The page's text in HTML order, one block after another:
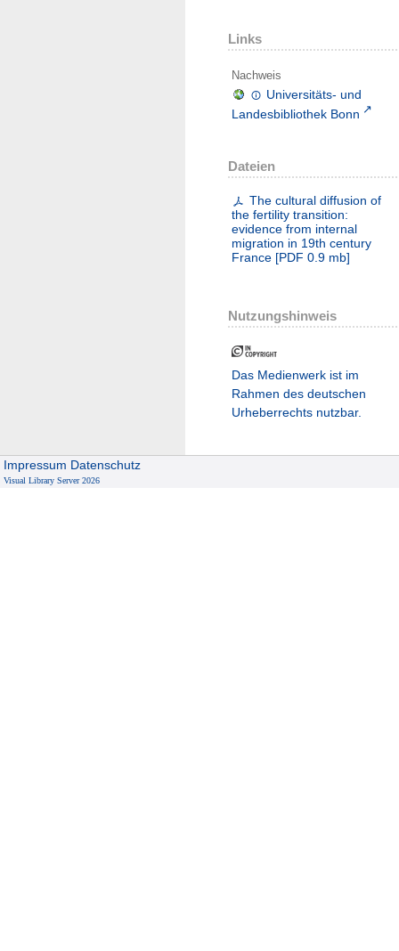
Links
Nachweis
Universitäts- und
Landesbibliothek Bonn
Dateien
The cultural diffusion of
the fertility transition:
evidence from internal
migration in 19th century
France [PDF 0.9 mb]
Nutzungshinweis
Das Medienwerk ist im
Rahmen des deutschen
Urheberrechts nutzbar.
Impressum Datenschutz
Visual Library Server 2026